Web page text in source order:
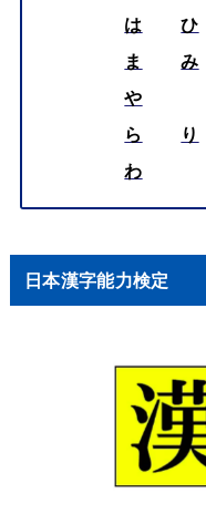
は
ひ
ま
み
や
ら
り
わ
日本漢字能力検定